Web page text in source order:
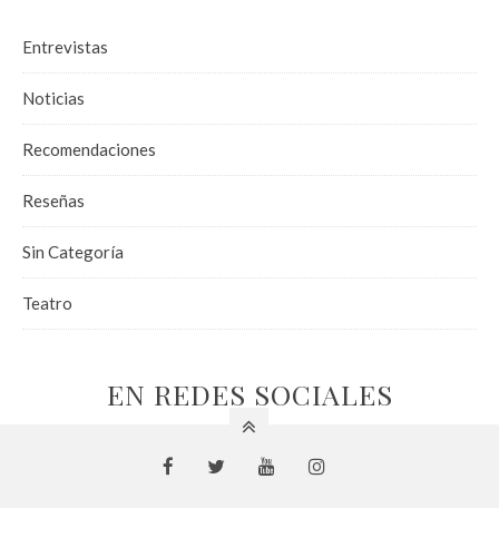
Entrevistas
Noticias
Recomendaciones
Reseñas
Sin Categoría
Teatro
EN REDES SOCIALES